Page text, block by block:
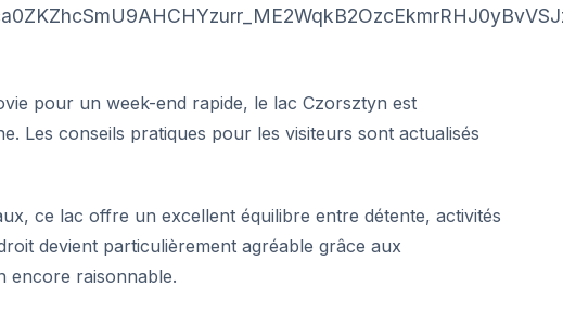
pour un week-end rapide, le lac Czorsztyn est
Les conseils pratiques pour les visiteurs sont actualisés
ce lac offre un excellent équilibre entre détente, activités
devient particulièrement agréable grâce aux
encore raisonnable.